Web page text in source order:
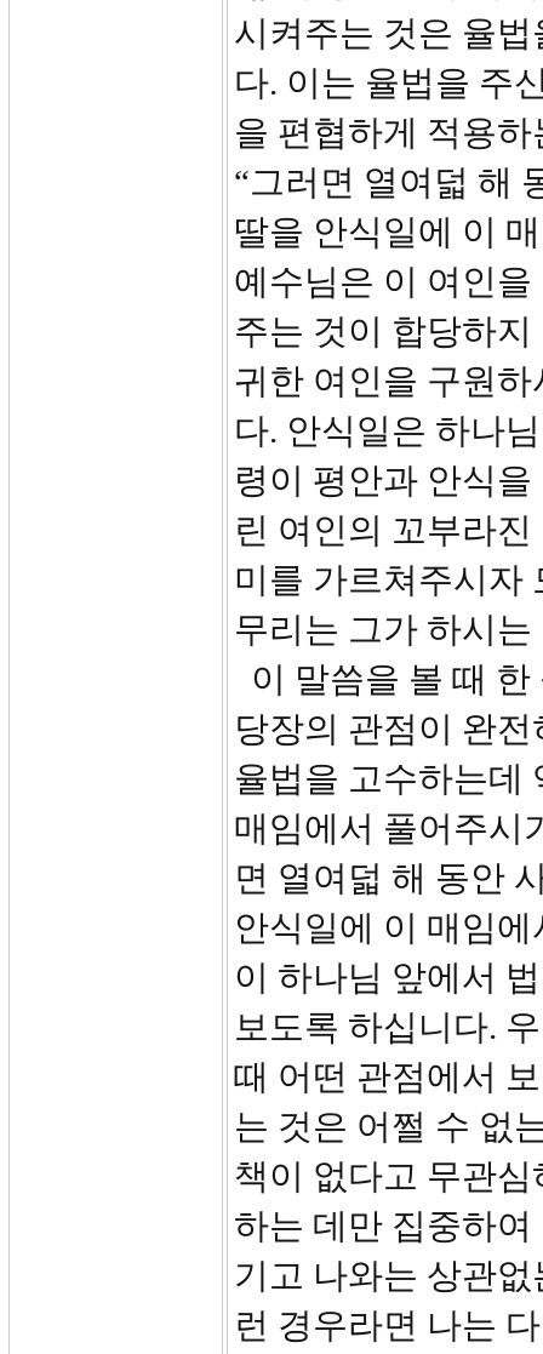
시켜주는 것은 율
다. 이는 율법을 주
을 편협하게 적용
“그러면 열여덟 해
딸을 안식일에 이
예수님은 이 여인
주는 것이 합당하
귀한 여인을 구원
다. 안식일은 하나
령이 평안과 안식
린 여인의 꼬부라
미를 가르쳐주시자
무리는 그가 하시
이 말씀을 볼 때
당장의 관점이 완
율법을 고수하는데
매임에서 풀어주시
면 열여덟 해 동안
안식일에 이 매임
이 하나님 앞에서
보도록 하십니다.
때 어떤 관점에서
는 것은 어쩔 수 없
책이 없다고 무관
하는 데만 집중하
기고 나와는 상관
런 경우라면 나는